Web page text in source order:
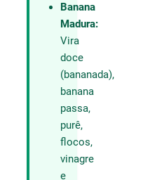
Banana
Madura:
Vira
doce
(bananada),
banana
passa,
purê,
flocos,
vinagre
e